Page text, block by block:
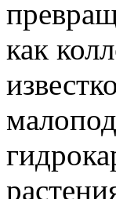
как